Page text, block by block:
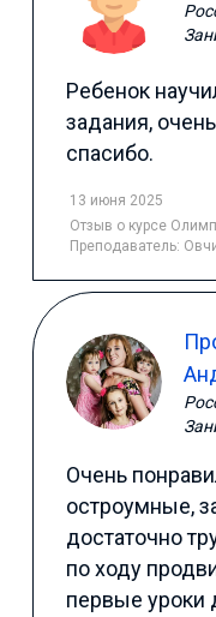
Ребенок
задания,
спасибо.
13 июня 2025
Отзыв о курсе
Преподаватель:
Очень
остроумные,
достаточно
по ходу
первые уроки